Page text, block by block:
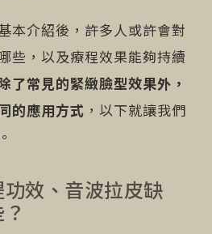
本介紹後，許多人或許會對
些，以及療程效果能夠持續
了常見的緊緻臉型效果外，
的應用方式 ，以下就讓我們
功效、音波拉皮缺